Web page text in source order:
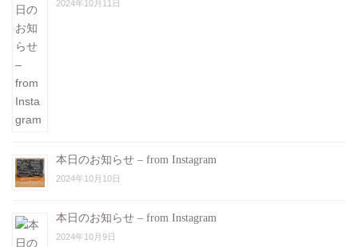
2024年10月11日
本日のお知らせ – from Instagram
2024年10月10日
本日のお知らせ – from Instagram
2024年10月9日